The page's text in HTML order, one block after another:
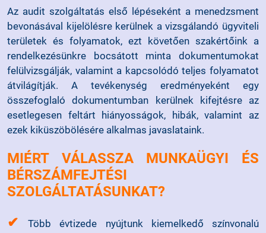
Az audit szolgáltatás első lépéseként a menedzsment
bevonásával kijelölésre kerülnek a vizsgálandó ügyviteli
területek és folyamatok, ezt követően szakértőink a
rendelkezésünkre bocsátott minta dokumentumokat
felülvizsgálják, valamint a kapcsolódó teljes folyamatot
átvilágítják. A tevékenység eredményeként egy
összefoglaló dokumentumban kerülnek kifejtésre az
esetlegesen feltárt hiányosságok, hibák, valamint az
ezek kiküszöbölésére alkalmas javaslataink.
MIÉRT VÁLASSZA MUNKAÜGYI ÉS
BÉRSZÁMFEJTÉSI
SZOLGÁLTATÁSUNKAT?
✔Több évtizede nyújtunk kiemelkedő színvonalú